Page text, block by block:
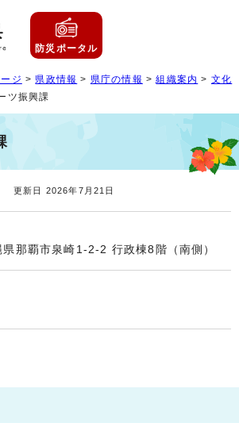
防災ポータル
ジ > 県政情報 > 県庁の情報 >組織案内 > 文化
ツ振興課
更新日 2026年7月21日
那覇市泉崎1-2-2 行政棟8階（南側）